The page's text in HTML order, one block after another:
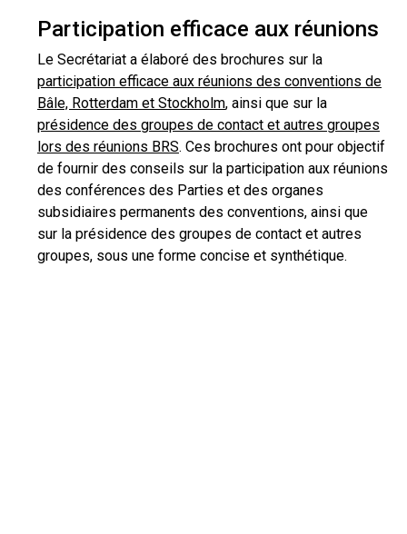
Participation efficace aux réunions
Le Secrétariat a élaboré des brochures sur la
participation efficace aux réunions des conventions de
Bâle, Rotterdam et Stockholm, ainsi que sur la
présidence des groupes de contact et autres groupes
lors des réunions BRS. Ces brochures ont pour objectif
de fournir des conseils sur la participation aux réunions
des conférences des Parties et des organes
subsidiaires permanents des conventions, ainsi que
sur la présidence des groupes de contact et autres
groupes, sous une forme concise et synthétique.